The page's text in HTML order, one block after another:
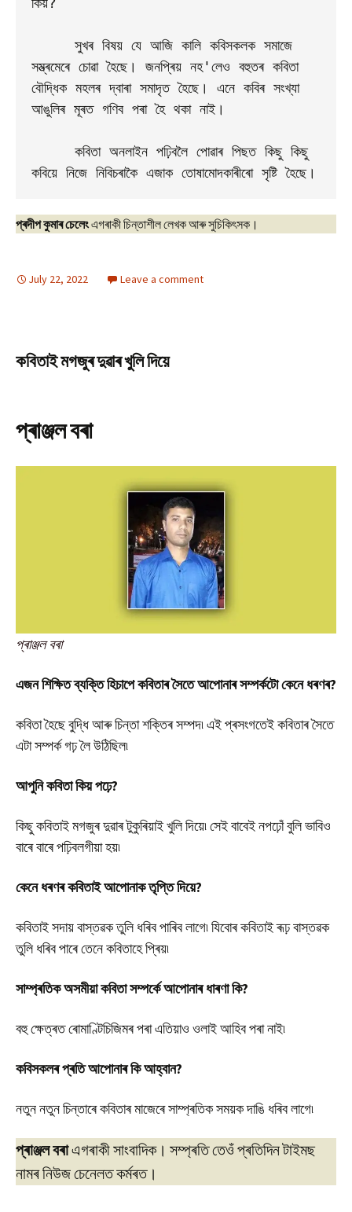
সম্ভ্ৰমেৰে চোৱা হৈছে। জনপ্ৰিয় নহ'লেও বহুতৰ কবিতা
বৌদ্ধিক মহলৰ দ্বাৰা সমাদৃত হৈছে। এনে কবিৰ সংখ্যা
আঙুলিৰ মূৰত গণিব পৰা হৈ থকা নাই।
কবিয়ে নিজে নিবিচৰাকৈ এজাক তোষামোদকাৰীৰো সৃষ্টি হৈছে।
প্ৰদীপ কুমাৰ চেলেংএগৰাকী চিন্তাশীল লেখক আৰু সুচিকিৎসক।
July 22, 2022 Leave a comment
কবিতাই মগজুৰ দুৱাৰ খুলি দিয়ে
প্ৰাঞ্জল বৰা
প্ৰাঞ্জল বৰা
এজনশিক্ষিতব্যক্তিহিচাপেকবিতাৰসৈতেআপোনাৰসম্পৰ্কটোকেনেধৰণৰ?
কবিতা হৈছে বুদ্ধি আৰু চিন্তা শক্তিৰ সম্পদ৷ এই প্ৰসংগতেই কবিতাৰ সৈতে
এটা সম্পৰ্ক গঢ় লৈ উঠিছিল৷
আপুনিকবিতাকিয়পঢ়ে?
কিছু কবিতাই মগজুৰ দুৱাৰ টুকুৰিয়াই খুলি দিয়ে৷ সেই বাবেই নপঢ়োঁ বুলি ভাবিও
বাৰে বাৰে পঢ়িবলগীয়া হয়৷
কেনেধৰণৰকবিতাইআপোনাকতৃপ্তিদিয়ে?
কবিতাই সদায় বাস্তৱক তুলি ধৰিব পাৰিব লাগে৷ যিবোৰ কবিতাই ৰূঢ় বাস্তৱক
তুলি ধৰিব পাৰে তেনে কবিতাহে প্ৰিয়৷
সাম্প্ৰতিকঅসমীয়াকবিতাসম্পৰ্কেআপোনাৰধাৰণাকি?
বহু ক্ষেত্ৰত ৰোমাণ্টিচিজিমৰ পৰা এতিয়াও ওলাই আহিব পৰা নাই৷
কবিসকলৰ প্ৰতি আপোনাৰ কি আহ্বান?
নতুন নতুন চিন্তাৰে কবিতাৰ মাজেৰে সাম্প্ৰতিক সময়ক দাঙি ধৰিব লাগে৷
প্ৰাঞ্জল বৰাএগৰাকী সাংবাদিক। সম্প্ৰতি তেওঁ প্ৰতিদিন টাইমছ
নামৰ নিউজ চেনেলত কৰ্মৰত।